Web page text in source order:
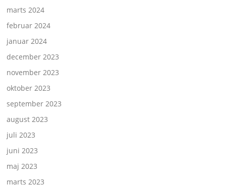
marts 2024
februar 2024
januar 2024
december 2023
november 2023
oktober 2023
september 2023
august 2023
juli 2023
juni 2023
maj 2023
marts 2023